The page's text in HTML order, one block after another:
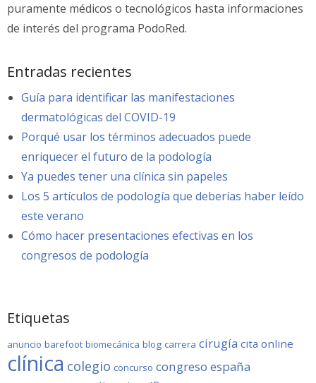
puramente médicos o tecnológicos hasta informaciones
de interés del programa PodoRed.
Entradas recientes
Guía para identificar las manifestaciones
dermatológicas del COVID-19
Porqué usar los términos adecuados puede
enriquecer el futuro de la podología
Ya puedes tener una clínica sin papeles
Los 5 artículos de podología que deberías haber leído
este verano
Cómo hacer presentaciones efectivas en los
congresos de podología
Etiquetas
anuncio barefoot biomecánica blog carrera cirugía cita online
clínica colegio concurso congreso españa